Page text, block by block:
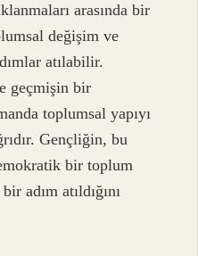
arasında bir
değişim ve
atılabilir.
geçmişin bir
toplumsal yapıyı
Gençliğin, bu
bir toplum
adım atıldığını